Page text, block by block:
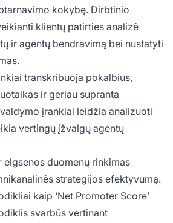
kokybę. Dirbtinio
klientų patirties analizė
ir agentų bendravimą bei nustatyti
transkribuoja pokalbius,
ir geriau supranta
įrankiai leidžia analizuoti
vertingų įžvalgų agentų
elgsenos duomenų rinkimas
strategijos efektyvumą.
kaip ‘Net Promoter Score’
svarbūs vertinant